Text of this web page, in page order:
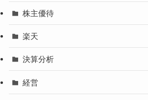
株主優待
楽天
決算分析
経営